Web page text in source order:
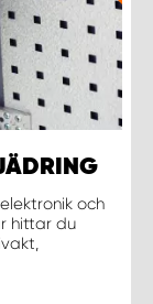
och
hittar du